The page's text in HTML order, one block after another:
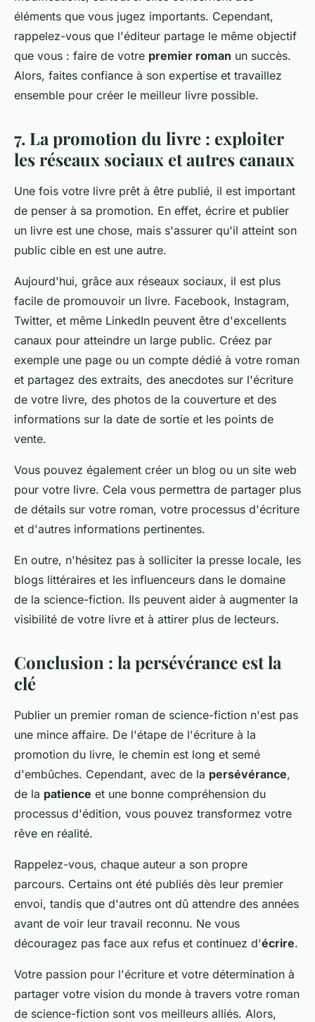
éléments que vous jugez importants. Cependant,
rappelez-vous que l'éditeur partage le même objectif
que vous : faire de votre premier roman un succès.
Alors, faites confiance à son expertise et travaillez
ensemble pour créer le meilleur livre possible.
7. La promotion du livre : exploiter
les réseaux sociaux et autres canaux
Une fois votre livre prêt à être publié, il est important
de penser à sa promotion. En effet, écrire et publier
un livre est une chose, mais s'assurer qu'il atteint son
public cible en est une autre.
Aujourd'hui, grâce aux réseaux sociaux, il est plus
facile de promouvoir un livre. Facebook, Instagram,
Twitter, et même LinkedIn peuvent être d'excellents
canaux pour atteindre un large public. Créez par
exemple une page ou un compte dédié à votre roman
et partagez des extraits, des anecdotes sur l'écriture
de votre livre, des photos de la couverture et des
informations sur la date de sortie et les points de
vente.
Vous pouvez également créer un blog ou un site web
pour votre livre. Cela vous permettra de partager plus
de détails sur votre roman, votre processus d'écriture
et d'autres informations pertinentes.
En outre, n'hésitez pas à solliciter la presse locale, les
blogs littéraires et les influenceurs dans le domaine
de la science-fiction. Ils peuvent aider à augmenter la
visibilité de votre livre et à attirer plus de lecteurs.
Conclusion : la persévérance est la
clé
Publier un premier roman de science-fiction n'est pas
une mince affaire. De l'étape de l'écriture à la
promotion du livre, le chemin est long et semé
d'embûches. Cependant, avec de la persévérance,
de la patience et une bonne compréhension du
processus d'édition, vous pouvez transformez votre
rêve en réalité.
Rappelez-vous, chaque auteur a son propre
parcours. Certains ont été publiés dès leur premier
envoi, tandis que d'autres ont dû attendre des années
avant de voir leur travail reconnu. Ne vous
découragez pas face aux refus et continuez d'écrire.
Votre passion pour l'écriture et votre détermination à
partager votre vision du monde à travers votre roman
de science-fiction sont vos meilleurs alliés. Alors,